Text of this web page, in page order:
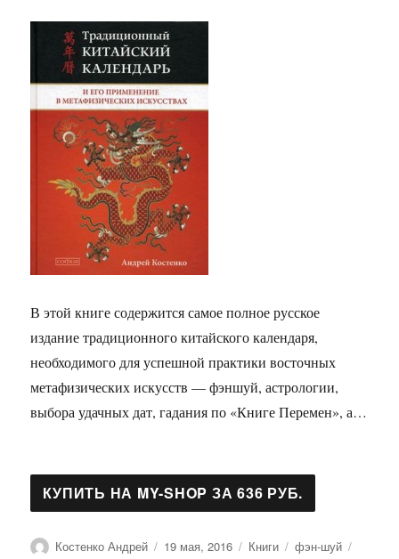
В этой книге содержится самое полное русское
издание традиционного китайского календаря,
необходимого для успешной практики восточных
метафизических искусств — фэншуй, астрологии,
выбора удачных дат, гадания по «Книге Перемен», а…
Автор
Костенко Андрей Опубликовано
19 мая, 2016 Рубрики
Книги Метки
фэн-шуй